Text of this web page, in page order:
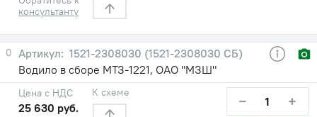
консультанту
0
1521-2308030 (1521-2308030 СБ)
Водило в сборе МТЗ-1221, ОАО "МЗШ"
Цена с НДС
25 630 руб.
К схеме − +